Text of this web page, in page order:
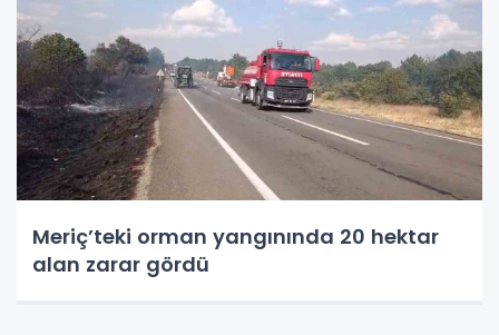
Meriç’teki orman yangınında 20 hektar
alan zarar gördü